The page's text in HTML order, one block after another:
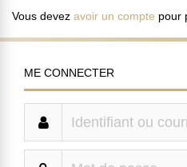
Vous devez avoir un compte pour
ME CONNECTER